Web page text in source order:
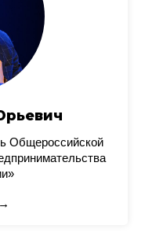
Общероссийской